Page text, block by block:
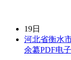
19日
河北省衡水
余纂PDF电